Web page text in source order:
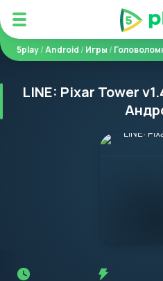
5play/Android /Игры /
LINE: Pixar Tower